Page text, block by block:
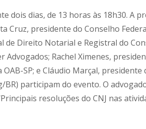
dois dias, de 13 horas às 18h30. A
Cruz, presidente do Conselho
de Direito Notarial e Registral do
Advogados; Rachel Ximenes,
SP; e Cláudio Marçal,
participam do evento. O
resoluções do CNJ nas